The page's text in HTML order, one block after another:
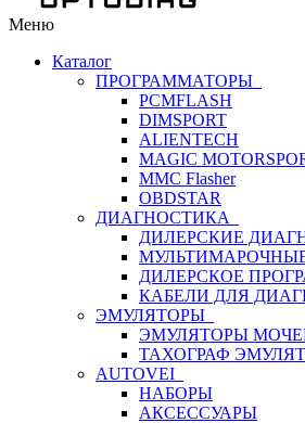
Меню
Каталог
ПРОГРАММАТОРЫ
PCMFLASH
DIMSPORT
ALIENTECH
MAGIC
MMC Flasher
OBDSTAR
ДИАГНОСТИКА
ДИЛЕРСКИЕ
ДИЛЕРСКОЕ
КАБЕЛИ ДЛЯ
ЭМУЛЯТОРЫ
ЭМУЛЯТОРЫ
ТАХОГРАФ
AUTOVEI
НАБОРЫ
АКСЕССУАРЫ